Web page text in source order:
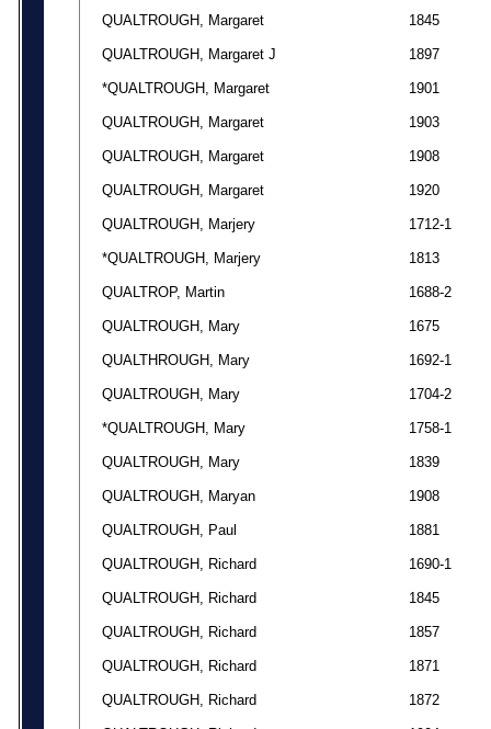
QUALTROUGH, Margaret 1845
QUALTROUGH, Margaret J 1897
*QUALTROUGH, Margaret 1901
QUALTROUGH, Margaret 1903
QUALTROUGH, Margaret 1908
QUALTROUGH, Margaret 1920
QUALTROUGH, Marjery 1712-1
*QUALTROUGH, Marjery 1813
QUALTROP, Martin 1688-2
QUALTROUGH, Mary 1675
QUALTHROUGH, Mary 1692-1
QUALTROUGH, Mary 1704-2
*QUALTROUGH, Mary 1758-1
QUALTROUGH, Mary 1839
QUALTROUGH, Maryan 1908
QUALTROUGH, Paul 1881
QUALTROUGH, Richard 1690-1
QUALTROUGH, Richard 1845
QUALTROUGH, Richard 1857
QUALTROUGH, Richard 1871
QUALTROUGH, Richard 1872